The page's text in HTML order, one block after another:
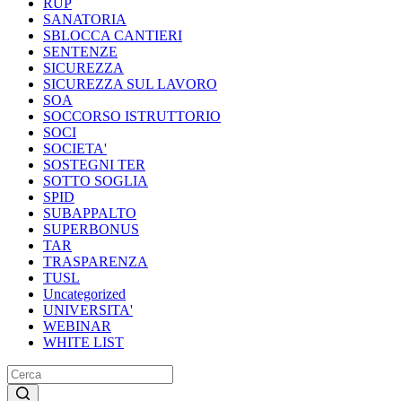
RUP
SANATORIA
SBLOCCA CANTIERI
SENTENZE
SICUREZZA
SICUREZZA SUL LAVORO
SOA
SOCCORSO ISTRUTTORIO
SOCI
SOCIETA'
SOSTEGNI TER
SOTTO SOGLIA
SPID
SUBAPPALTO
SUPERBONUS
TAR
TRASPARENZA
TUSL
Uncategorized
UNIVERSITA'
WEBINAR
WHITE LIST